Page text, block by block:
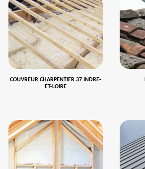
COUVREUR CHARPENTIER 37 INDRE-
ET-LOIRE